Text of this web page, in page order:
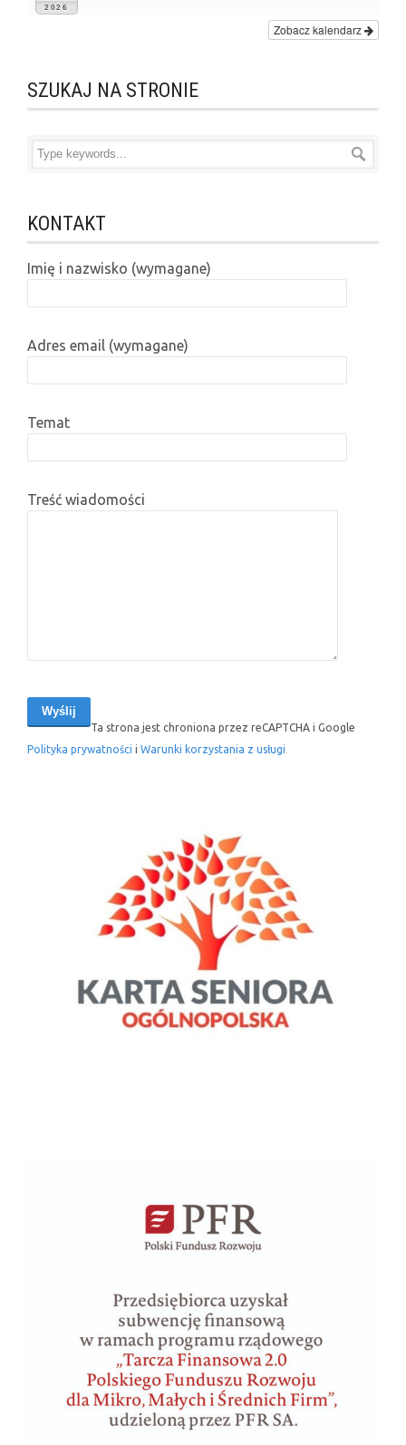
2026
Zobacz kalendarz
SZUKAJ NA STRONIE
KONTAKT
Imię i nazwisko (wymagane)
Adres email (wymagane)
Temat
Treść wiadomości
Ta strona jest chroniona przez reCAPTCHA i Google
Polityka prywatności i Warunki korzystania z usługi